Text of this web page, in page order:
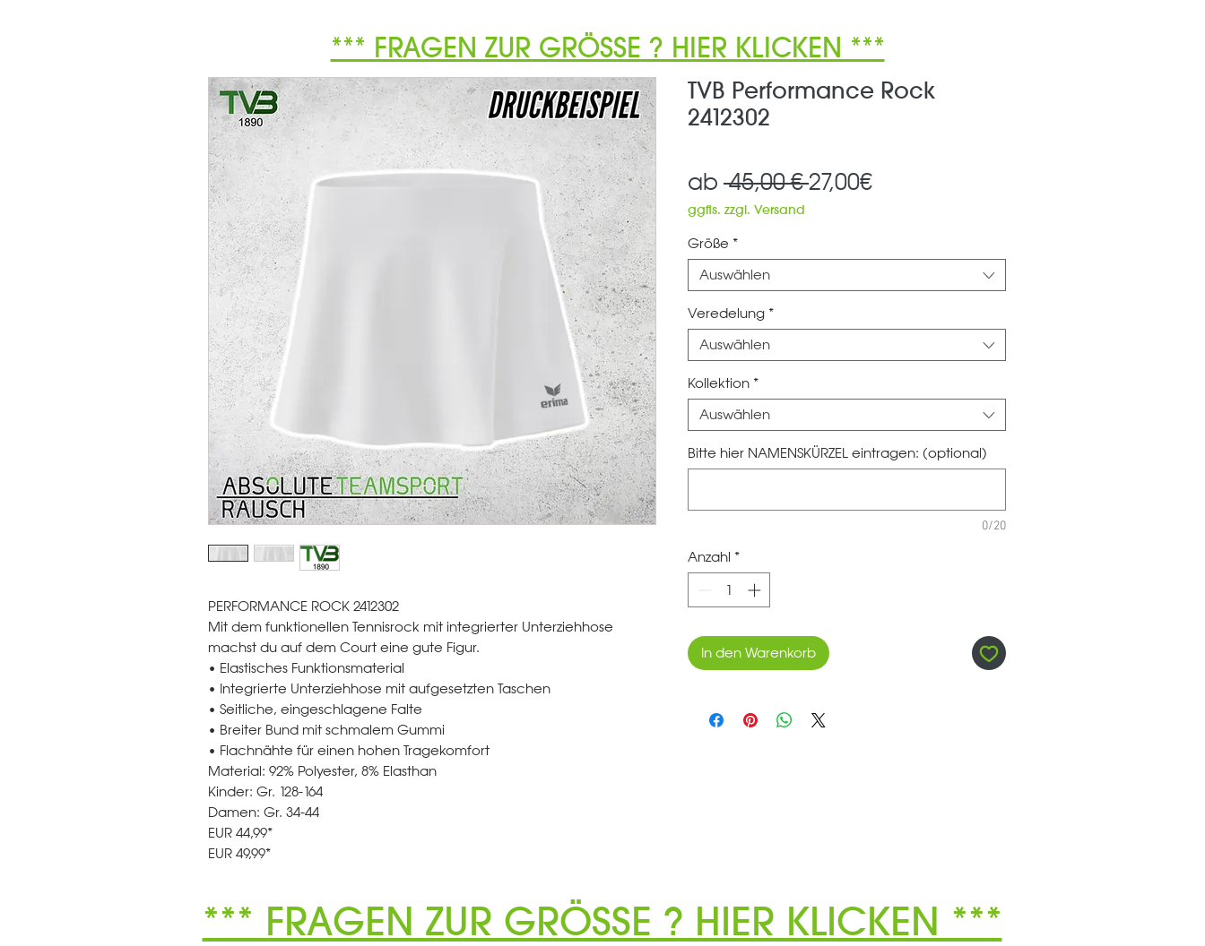
PERFORMANCE ROCK 2412302
Mit dem funktionellen Tennisrock mit integrierter Unterziehhose
machst du auf dem Court eine gute Figur.
• Elastisches Funktionsmaterial
• Integrierte Unterziehhose mit aufgesetzten Taschen
• Seitliche, eingeschlagene Falte
• Breiter Bund mit schmalem Gummi
• Flachnähte für einen hohen Tragekomfort
Material: 92% Polyester, 8% Elasthan
Kinder: Gr. 128-164
Damen: Gr. 34-44
EUR 44,99*
EUR 49,99*
TVB Performance Rock
2412302
ab 45,00 € Standardpreis
27,00€Sale-
ggfls. zzgl. Versand
Größe *
Auswählen
Veredelung *
Auswählen
Kollektion *
Auswählen
Bitte hier NAMENSKÜRZEL eintragen: (optional)
0/20
Anzahl *
In den Warenkorb
*** FRAGEN ZUR GRÖSSE ? HIER KLICKEN ***
*** FRAGEN ZUR GRÖSSE ? HIER KLICKEN ***